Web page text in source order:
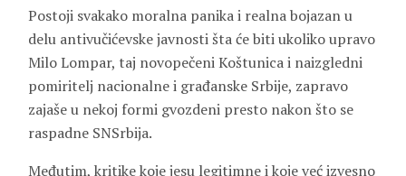
Postoji svakako moralna panika i realna bojazan u
delu antivučićevske javnosti šta će biti ukoliko upravo
Milo Lompar, taj novopečeni Koštunica i naizgledni
pomiritelj nacionalne i građanske Srbije, zapravo
zajaše u nekoj formi gvozdeni presto nakon što se
raspadne SNSrbija.
Međutim, kritike koje jesu legitimne i koje već izvesno